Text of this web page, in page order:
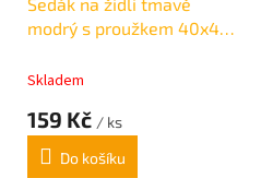
modrý s proužkem 40x40
Skladem
159 Kč / ks
Do košíku